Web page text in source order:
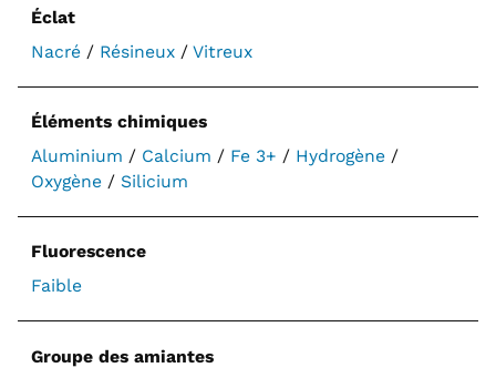
Éclat
Nacré/ Résineux/ Vitreux
Éléments chimiques
Aluminium / Calcium / Fe 3+ / Hydrogène/
Oxygène/ Silicium
Fluorescence
Faible
Groupe des amiantes